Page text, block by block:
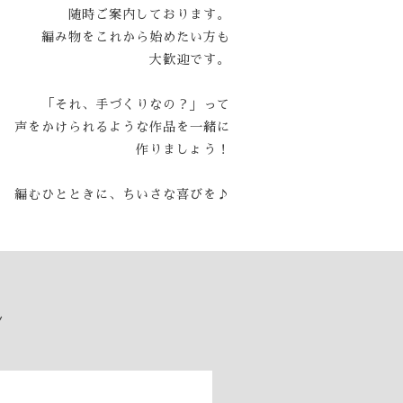
随時ご案内しております。
編み物をこれから始めたい方も
大歓迎です。
「それ、手づくりなの？」って
声をかけられるような作品を一緒に
作りましょう！
編むひとときに、ちいさな喜びを♪